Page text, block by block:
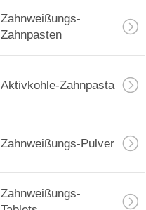
Zahnweißungs-
Zahnpasten
Aktivkohle-Zahnpasta
Zahnweißungs-Pulver
Zahnweißungs-